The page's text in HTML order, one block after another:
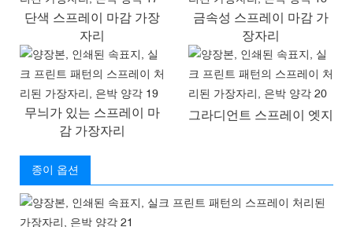
단색 스프레이 마감 가장
자리
금속성 스프레이 마감 가
장자리
무늬가 있는 스프레이 마
감 가장자리
그라디언트 스프레이 엣지
종이 옵션